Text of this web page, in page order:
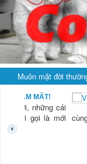
Muôn mặt đời
NAM MẤT!
“Xời, những cái
mới gọi là mới